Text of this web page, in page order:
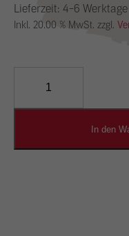
Lieferzeit: 4-6 Werktage
Inkl. 20.00 % MwSt. zzgl.
Designputz
In den